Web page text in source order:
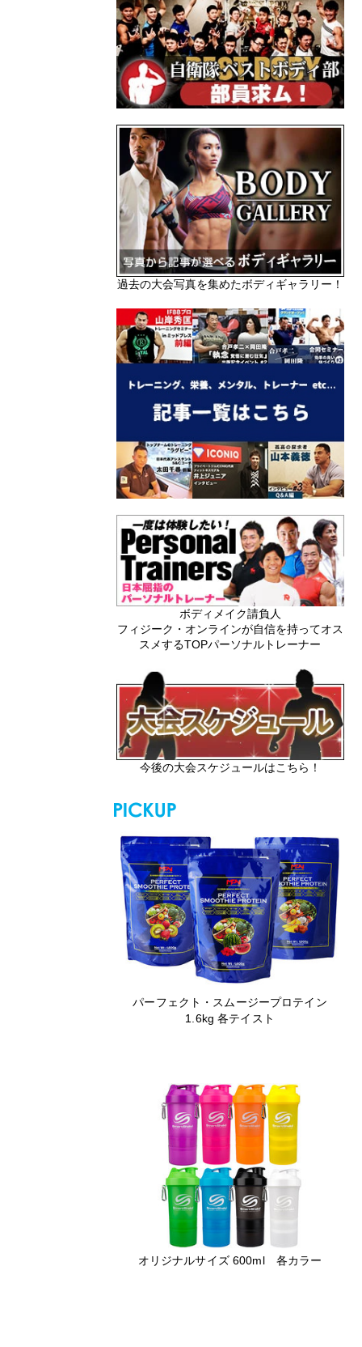
過去の大会写真を集めたボディギャラリー！
ボディメイク請負人
フィジーク・オンラインが自信を持ってオス
スメするTOPパーソナルトレーナー
今後の大会スケジュールはこちら！
パーフェクト・スムージープロテイン
1.6kg 各テイスト
オリジナルサイズ 600ml 各カラー